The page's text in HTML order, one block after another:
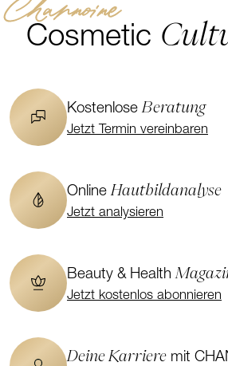
Channoine
Cosmetic
KostenloseBeratung
Jetzt Termin vereinbaren
OnlineHautbildanalyse
Jetzt analysieren
Beauty & Health
Jetzt kostenlos abonnieren
Deine Karriere mit